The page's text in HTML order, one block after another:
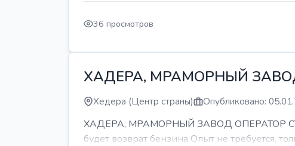
36 просмотров
ХАДЕРА, МРАМОРНЫЙ
Хедера (Центр страны) Опубликовано:
ХАДЕРА, МРАМОРНЫЙ ЗАВОД ОПЕРАТОР
будет возврат бензина Опыт не требуется,